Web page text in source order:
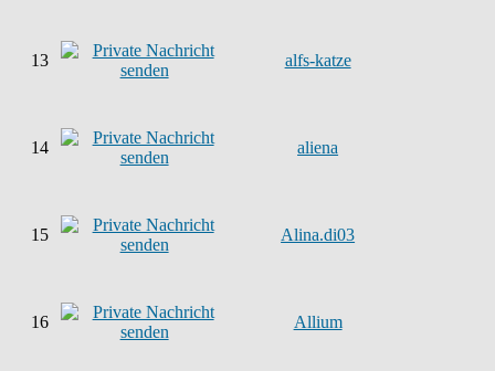
13 alfs-katze
14 aliena
15 Alina.di03
16 Allium